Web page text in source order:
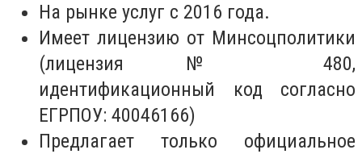
На рынке услуг с 2016 года.
Имеет лицензию от Минсоцполитики
(лицензия № 480,
идентификационный код согласно
ЕГРПОУ: 40046166)
Предлагает только официальное